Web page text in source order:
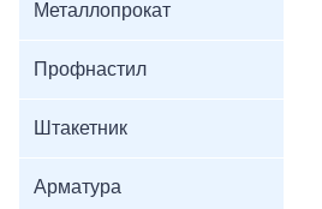
Металлопрокат
Профнастил
Штакетник
Арматура